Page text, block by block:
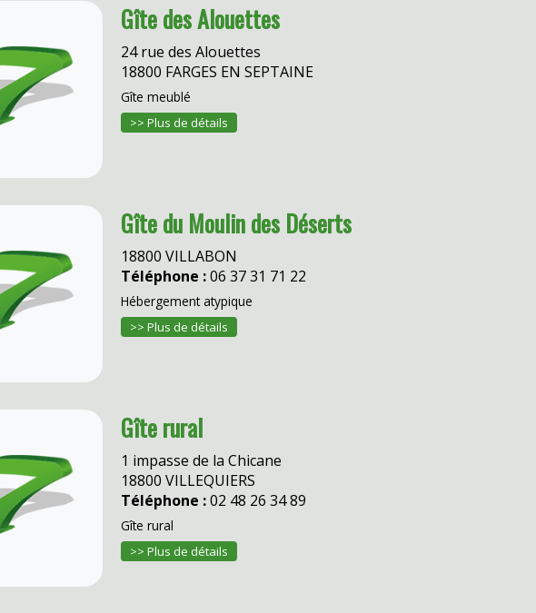
Gîte des Alouettes
24 rue des Alouettes
18800 FARGES EN SEPTAINE
Gîte meublé
>> Plus de détails
Gîte du Moulin des Déserts
18800 VILLABON
Téléphone :06 37 31 71 22
Hébergement atypique
>> Plus de détails
Gîte rural
1 impasse de la Chicane
18800 VILLEQUIERS
Téléphone :02 48 26 34 89
Gîte rural
>> Plus de détails